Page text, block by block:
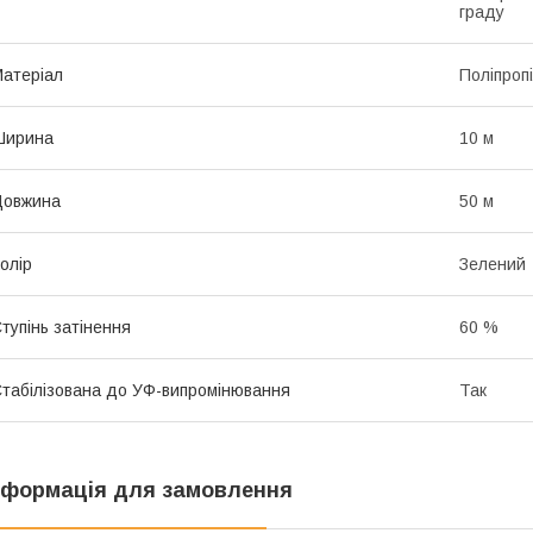
граду
10 м
50 м
Зелений
затінення 60 %
до УФ-випромінювання Так
для замовлення